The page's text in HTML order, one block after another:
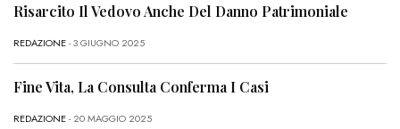
Risarcito Il Vedovo Anche Del Danno Patrimoniale
REDAZIONE- 3 GIUGNO 2025
Fine Vita, La Consulta Conferma I Casi
REDAZIONE- 20 MAGGIO 2025